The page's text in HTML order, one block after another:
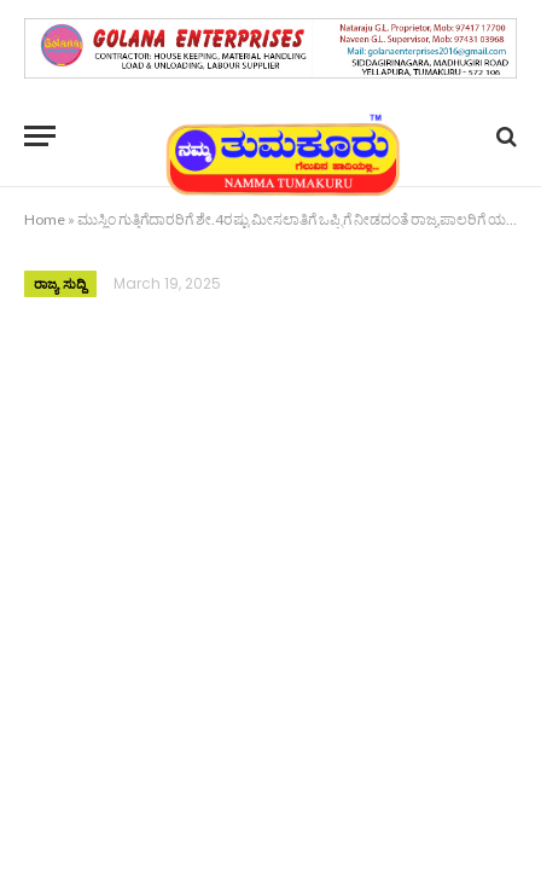
Home » ಮುಸ್ಲಿಂ ಗುತ್ತಿಗೆದಾರರಿಗೆ ಶೇ.4ರಷ್ಟು ಮೀಸಲಾತಿಗೆ ಒಪ್ಪಿಗೆ ನೀಡದಂತೆ ರಾಜ್ಯಪಾಲರಿಗೆ ಯತ್ನಾಳ್ ಪತ್ರ
ರಾಜ್ಯ ಸುದ್ದಿ March 19, 2025